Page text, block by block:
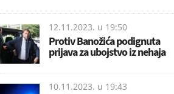
12.11.2023. u 19:50
Protiv Banožića podignuta
prijava za ubojstvo iz nehaja
10.11.2023. u 19:43